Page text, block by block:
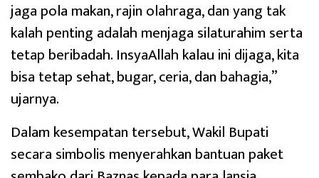
jaga pola makan, rajin olahraga, dan yang tak
kalah penting adalah menjaga silaturahim serta
tetap beribadah. InsyaAllah kalau ini dijaga, kita
bisa tetap sehat, bugar, ceria, dan bahagia,”
ujarnya.
Dalam kesempatan tersebut, Wakil Bupati
secara simbolis menyerahkan bantuan paket